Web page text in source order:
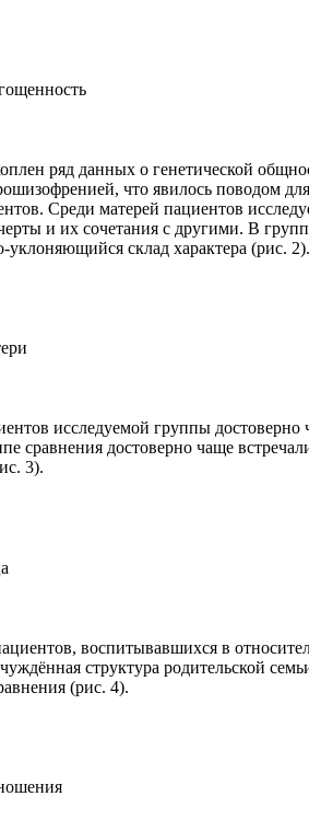
ряд данных о генетической
что явилось поводом
Среди матерей пациентов
и их сочетания с другими. В
склад характера (рис. 2).
исследуемой группы
сравнения достоверно чаще
3).
воспитывавшихся в
структура родительской
(рис. 4).